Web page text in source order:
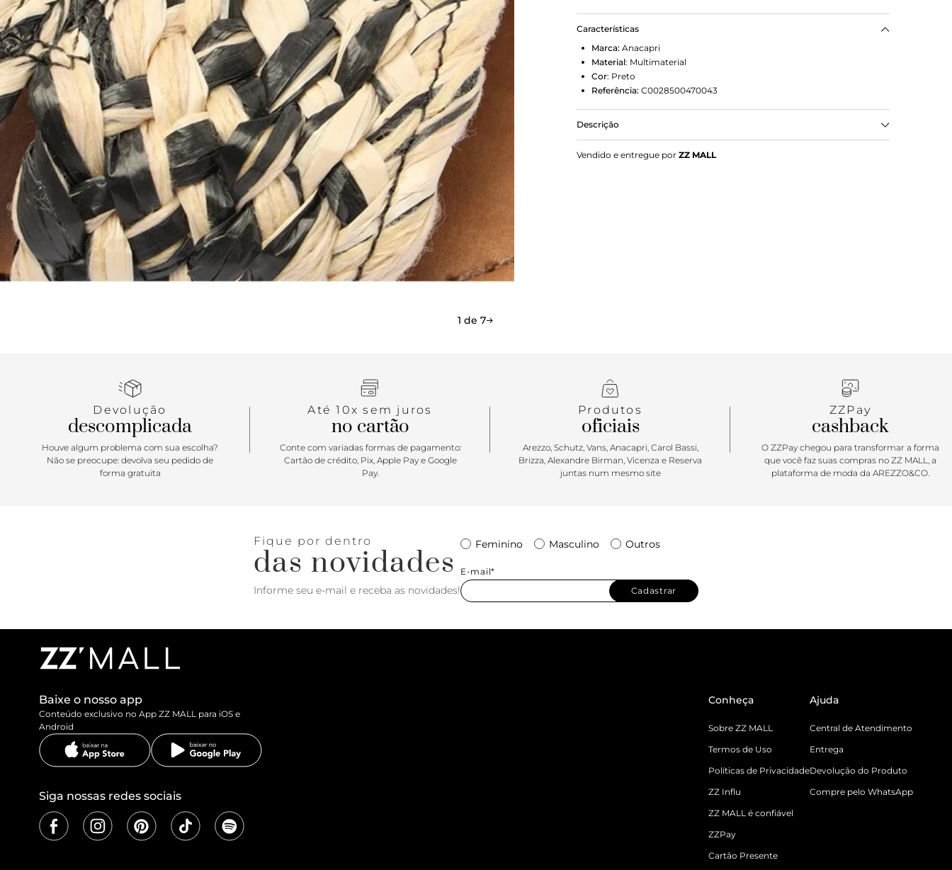
1 de 7
Características
Marca: Anacapri
Material: Multimaterial
Cor: Preto
Referência: C0028500470043
Descrição
Rasteira Preta Natural Trançada Amarração
Vendido e entregue por ZZ MALL
Devolução
descomplicada
Houve algum problema com sua escolha?
Não se preocupe: devolva seu pedido de
forma gratuita
Até 10x sem juros
no cartão
Conte com variadas formas de pagamento:
Cartão de crédito, Pix, Apple Pay e Google
Pay.
Produtos
oficiais
Arezzo, Schutz, Vans, Anacapri, Carol Bassi,
Brizza, Alexandre Birman, Vicenza e Reserva
juntas num mesmo site
ZZPay
cashback
O ZZPay chegou para transformar a forma
que você faz suas compras no ZZ MALL, a
plataforma de moda da AREZZO&CO.
Fique por dentro
das novidades
Informe seu e-mail e receba as novidades!
Feminino Masculino Outros
E-mail*
Cadastrar
Baixe o nosso app
Conteúdo exclusivo no App ZZ MALL para iOS e
Android
Siga nossas redes sociais
Conheça
Sobre ZZ MALL
Termos de Uso
Políticas de Privacidade
ZZ Influ
ZZ MALL é confiável
ZZPay
Cartão Presente
Ajuda
Central de Atendimento
Entrega
Devolução do Produto
Compre pelo WhatsApp